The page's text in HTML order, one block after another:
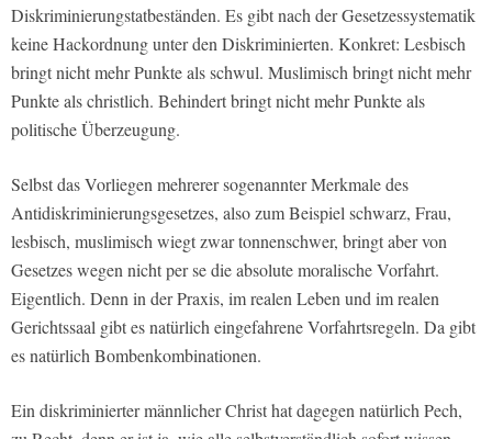
Diskriminierungstatbeständen. Es gibt nach der Gesetzessystematik
keine Hackordnung unter den Diskriminierten. Konkret: Lesbisch
bringt nicht mehr Punkte als schwul. Muslimisch bringt nicht mehr
Punkte als christlich. Behindert bringt nicht mehr Punkte als
politische Überzeugung.
Selbst das Vorliegen mehrerer sogenannter Merkmale des
Antidiskriminierungsgesetzes, also zum Beispiel schwarz, Frau,
lesbisch, muslimisch wiegt zwar tonnenschwer, bringt aber von
Gesetzes wegen nicht per se die absolute moralische Vorfahrt.
Eigentlich. Denn in der Praxis, im realen Leben und im realen
Gerichtssaal gibt es natürlich eingefahrene Vorfahrtsregeln. Da gibt
es natürlich Bombenkombinationen.
Ein diskriminierter männlicher Christ hat dagegen natürlich Pech,